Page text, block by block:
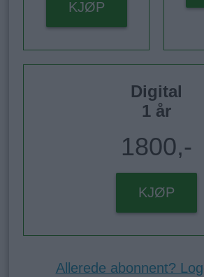
KJØP
Digital
1 år
1800,-
KJØP
Allerede abonnent?